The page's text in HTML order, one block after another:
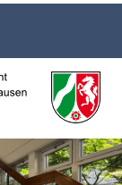
Aufgaben